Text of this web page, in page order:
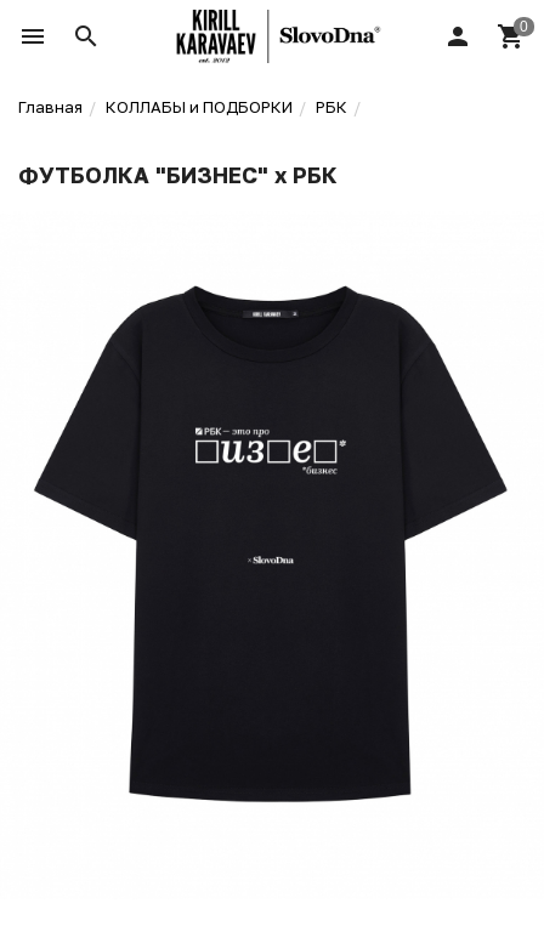
Главная КОЛЛАБЫ и ПОДБОРКИ РБК
ФУТБОЛКА "БИЗНЕС" х РБК